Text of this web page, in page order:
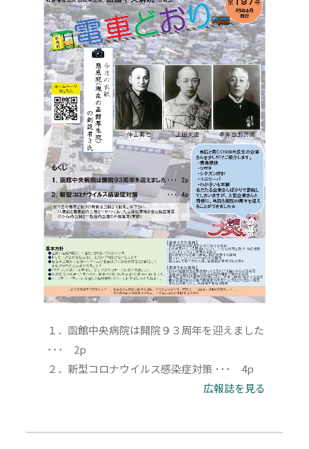
１．函館中央病院は開院９３周年を迎えました
･･･ 2p
２．新型コロナウイルス感染症対策 ･･･ 4p
広報誌を見る